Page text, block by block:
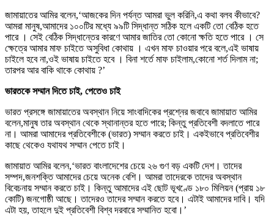
জামায়াতের আমির বলেন,‘আজকের দিন পর্যন্ত আমরা ভুল করিনি,এ কথা বলব কীভাবে?
আমরা মানুষ,আমাদের ১০০টির মধ্যে ৯৯টি সিদ্ধান্ত সঠিক হলে একটি তো বেঠিক হতে
পারে । সেই বেঠিক সিদ্ধান্তের কারণে আমার জাতির তো কোনো ক্ষতি হতে পারে । সে
ক্ষেত্রে আমার মাফ চাইতে অসুবিধা কোথায় । এখন মাফ চাওয়ার পরে বলে,এই ভাষায়
চাইলে হবে না,ওই ভাষায় চাইতে হবে । বিনা শর্তে মাফ চাইলাম,কোনো শর্ত দিলাম না;
তারপর আর বাকি থাকে কোথায় ?’
ভারতকে সম্মান দিতে চাই, পেতেও চাই
ভারত প্রসঙ্গে জামায়াতের অবস্থান নিয়ে সাংবাদিকের প্রশ্নের জবাবে জামায়াত আমির
বলেন,মানুষ তার অবস্থান থেকে স্থানান্তর হতে পারে; কিন্তু প্রতিবেশী বদলাতে পারে
না। আমরা আমাদের প্রতিবেশীকে (ভারত) সম্মান করতে চাই। একইভাবে প্রতিবেশীর
কাছে থেকেও যথাযথ সম্মান পেতে চাই।
জামায়াত আমির বলেন,‘ভারত বাংলাদেশের চেয়ে ২৬ গুণ বড় একটি দেশ। তাদের
সম্পদ,জনশক্তি আমাদের চেয়ে অনেক বেশি। আমরা তাদেরকে তাদের অবস্থান
বিবেচনায় সম্মান করতে চাই। কিন্তু আমাদের এই ছোট ভূখণ্ডে ১৮০ মিলিয়ন (প্রায় ১৮
কোটি) জনগোষ্ঠী আছে। তাদেরও তাদের সম্মান করতে হবে। এটাই আমাদের দাবি। যদি
এটা হয়, তাহলে দুই প্রতিবেশী বিশ্ব দরবারে সম্মানিত হবো।’